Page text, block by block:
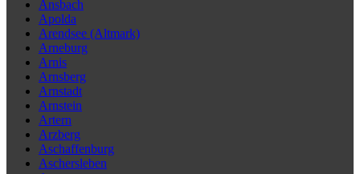
Ansbach
Apolda
Arendsee (Altmark)
Arneburg
Arnis
Arnsberg
Arnstadt
Arnstein
Artern
Arzberg
Aschaffenburg
Aschersleben